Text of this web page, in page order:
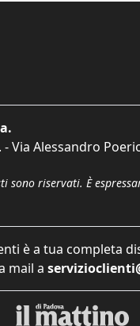
Alessandro
riservati. È
è a tua completa
mail a